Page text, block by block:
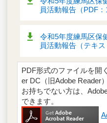
員活動報告（PDF：
令和5年度練馬区保
員活動報告（テキス
PDF形式のファイルを開
er DC（旧Adobe Reader
お持ちでない方は、
できます。